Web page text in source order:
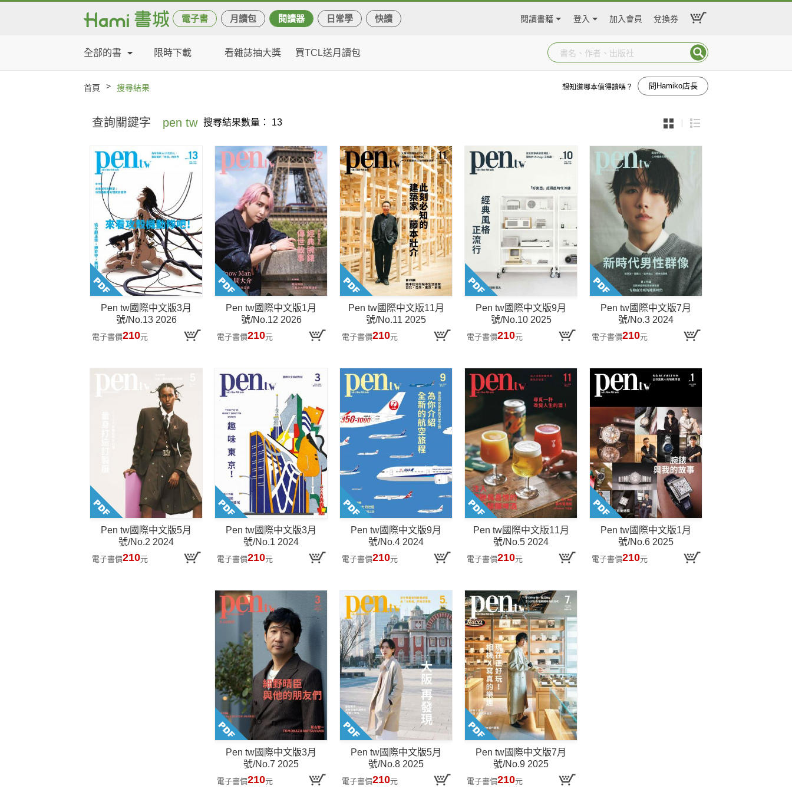
電子書 月讀包 閱讀器 日常學 快讀 閱讀書籍 登入 加入會員 兌換券
全部的書 限時下載 看雜誌抽大獎 買TCL送月讀包
首頁 > 搜尋結果 想知道哪本值得讀嗎？ 問Hamiko店長
查詢關鍵字 pen tw 搜尋結果數量： 13
Pen tw國際中文版3月
號/No.13 2026
電子書價210元
Pen tw國際中文版1月
號/No.12 2026
電子書價210元
Pen tw國際中文版11月
號/No.11 2025
電子書價210元
Pen tw國際中文版9月
號/No.10 2025
電子書價210元
Pen tw國際中文版7月
號/No.3 2024
電子書價210元
Pen tw國際中文版5月
號/No.2 2024
電子書價210元
Pen tw國際中文版3月
號/No.1 2024
電子書價210元
Pen tw國際中文版9月
號/No.4 2024
電子書價210元
Pen tw國際中文版11月
號/No.5 2024
電子書價210元
Pen tw國際中文版1月
號/No.6 2025
電子書價210元
Pen tw國際中文版3月
號/No.7 2025
電子書價210元
Pen tw國際中文版5月
號/No.8 2025
電子書價210元
Pen tw國際中文版7月
號/No.9 2025
電子書價210元